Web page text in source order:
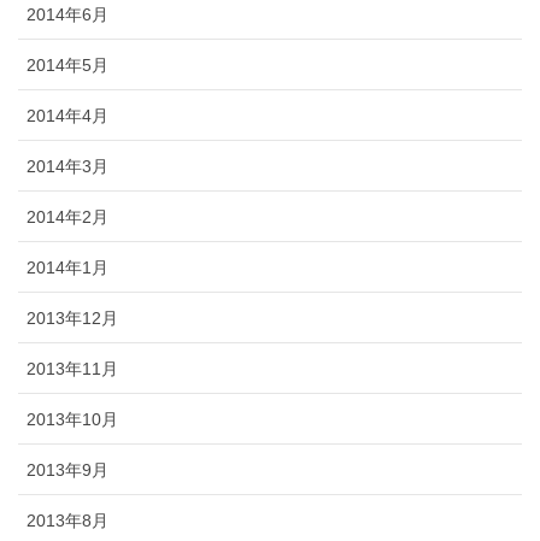
2014年6月
2014年5月
2014年4月
2014年3月
2014年2月
2014年1月
2013年12月
2013年11月
2013年10月
2013年9月
2013年8月